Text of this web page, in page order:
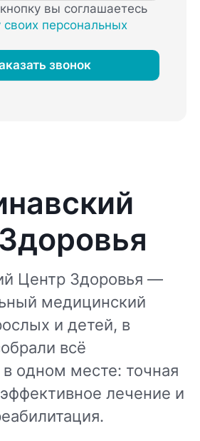
вы соглашаетесь
своих персональных
звонок
Центр Здоровья —
медицинский
и детей, в
всё
одном месте: точная
лечение и